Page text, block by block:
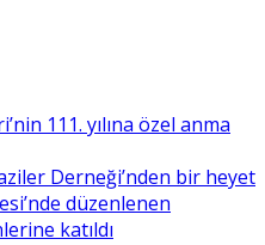
111. yılına özel anma
Derneği’nden bir heyet
düzenlenen
katıldı